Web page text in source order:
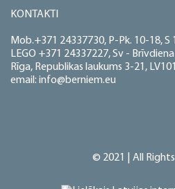
KONTAKTI
Mob.+371 24337730, P-Pk. 10-18, S
LEGO +371 24337227, Sv - Brīvdiena
Rīga, Republikas laukums 3-21,
email: info@berniem.eu
© 2021 | All